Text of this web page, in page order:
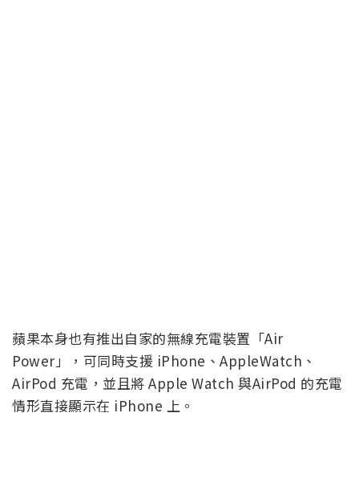
蘋果本身也有推出自家的無線充電裝置「Air
Power」，可同時支援 iPhone、AppleWatch、
AirPod 充電，並且將 Apple Watch 與AirPod 的充電
情形直接顯示在 iPhone 上。